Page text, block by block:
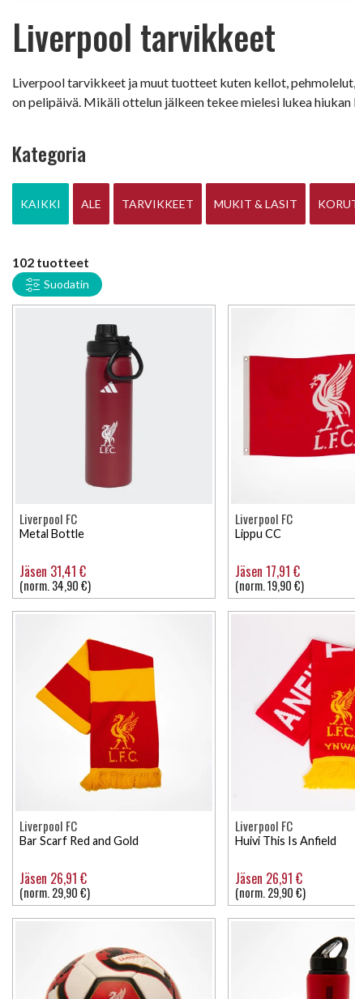
Liverpool tarvikkeet
Liverpool tarvikkeet ja muut tuotteet kuten kellot,
on pelipäivä. Mikäli ottelun jälkeen tekee mielesi lukea
Kategoria
KAIKKI ALE TARVIKKEET MUKIT & LASIT
102 tuotteet
Suodatin
Liverpool FC
Metal Bottle
Jäsen 31,41 €
(norm. 34,90 €)
Liverpool FC
Lippu CC
Jäsen 17,91 €
(norm. 19,90 €)
Liverpool FC
Bar Scarf Red and Gold
Jäsen 26,91 €
(norm. 29,90 €)
Liverpool FC
Huivi This Is Anfield
Jäsen 26,91 €
(norm. 29,90 €)